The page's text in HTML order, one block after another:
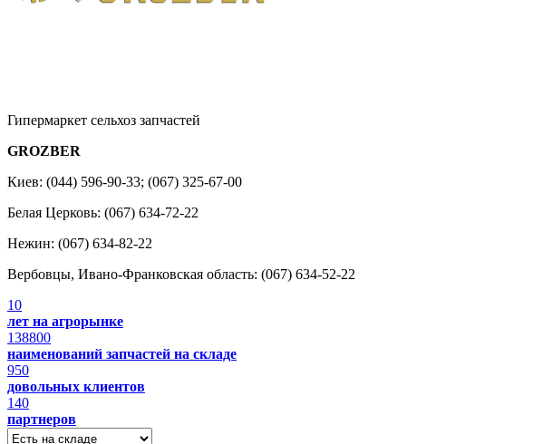
Гипермаркет сельхоз запчастей
GROZBER
Киев: (044) 596-90-33; (067) 325-67-00
Белая Церковь: (067) 634-72-22
Нежин: (067) 634-82-22
Вербовцы, Ивано-Франковская область: (067) 634-52-22
10
лет на агрорынке
138800
наименований запчастей на складе
950
довольных клиентов
140
партнеров